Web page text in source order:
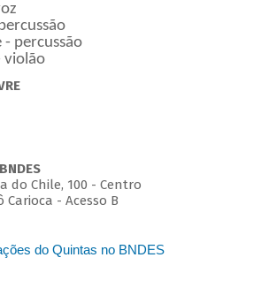
percussão
violão
do Chile, 100 - Centro
- Acesso B
do Quintas no BNDES